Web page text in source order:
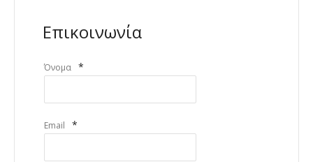
Επικοινωνία
Όνομα *
Email *